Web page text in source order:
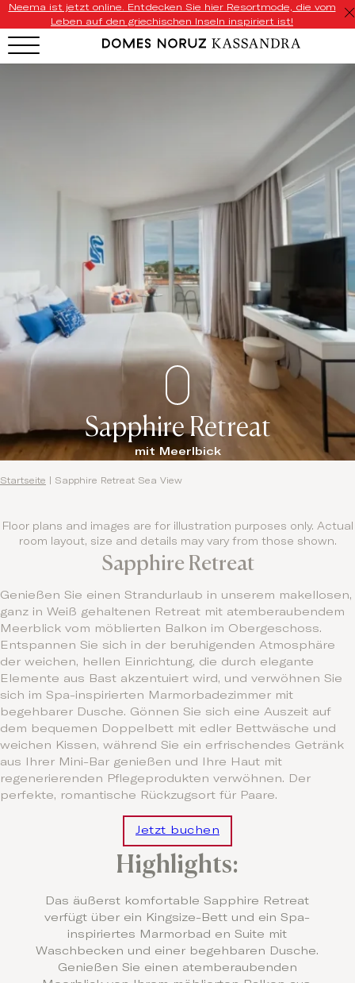
Neema ist jetzt online. Entdecken Sie hier Resortmode, die vom
Leben auf den griechischen Inseln inspiriert ist!
Sapphire Retreat
mit Meerlbick
Startseite Sapphire Retreat Sea View
Floor plans and images are for illustration purposes only. Actual
room layout, size and details may vary from those shown.
Sapphire Retreat
Genießen Sie einen Strandurlaub in unserem makellosen,
ganz in Weiß gehaltenen Retreat mit atemberaubendem
Meerblick vom möblierten Balkon im Obergeschoss.
Entspannen Sie sich in der beruhigenden Atmosphäre
der weichen, hellen Einrichtung, die durch elegante
Elemente aus Bast akzentuiert wird, und verwöhnen Sie
sich im Spa-inspirierten Marmorbadezimmer mit
begehbarer Dusche. Gönnen Sie sich eine Auszeit auf
dem bequemen Doppelbett mit edler Bettwäsche und
weichen Kissen, während Sie ein erfrischendes Getränk
aus Ihrer Mini-Bar genießen und Ihre Haut mit
regenerierenden Pflegeprodukten verwöhnen. Der
perfekte, romantische Rückzugsort für Paare.
Jetzt buchen
Highlights:
Das äußerst komfortable Sapphire Retreat
verfügt über ein
Kingsize-Bett und ein Spa-
inspiriertes Marmorbad en Suite mit
Waschbecken und einer begehbaren Dusche.
Genießen Sie einen atemberaubenden